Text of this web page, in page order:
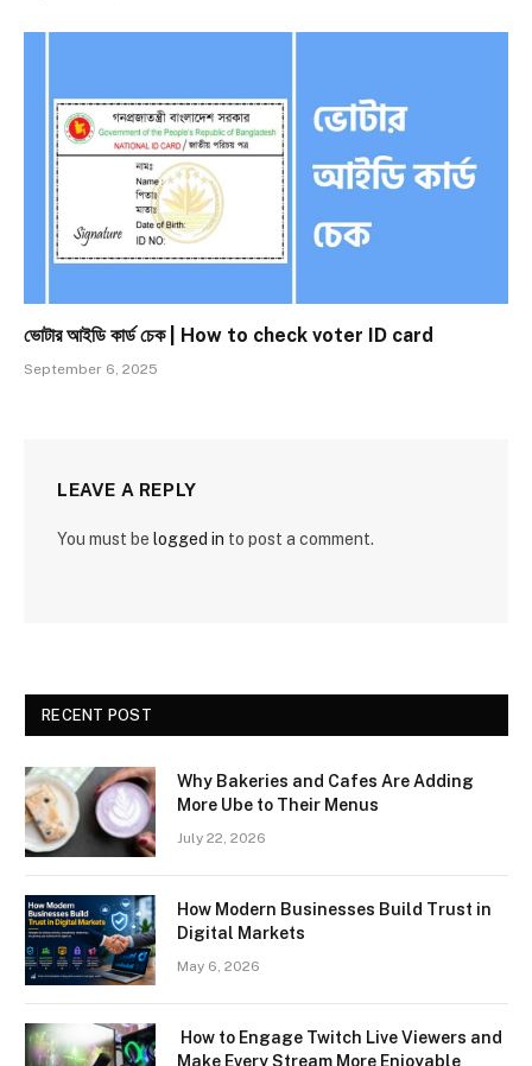
ভোটার আইডি কার্ড চেক | How to check voter ID card
September 6, 2025
LEAVE A REPLY
You must be logged in to post a comment.
RECENT POST
Why Bakeries and Cafes Are Adding
More Ube to Their Menus
July 22, 2026
How Modern Businesses Build Trust in
Digital Markets
May 6, 2026
How to Engage Twitch Live Viewers and
Make Every Stream More Enjoyable